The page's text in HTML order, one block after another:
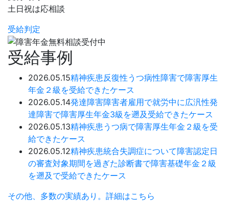
土日祝は応相談
受給判定
受給事例
2026.05.15精神疾患反復性うつ病性障害で障害厚生
年金２級を受給できたケース
2026.05.14発達障害障害者雇用で就労中に広汎性発
達障害で障害厚生年金3級を遡及受給できたケース
2026.05.13精神疾患 うつ病で障害厚生年金２級を受
給できたケース
2026.05.12精神疾患統合失調症について障害認定日
の審査対象期間を過ぎた診断書で障害基礎年金２級
を遡及で受給できたケース
その他、多数の実績あり。詳細はこちら